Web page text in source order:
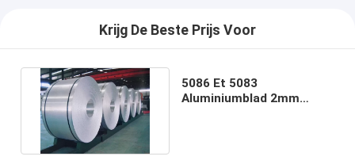
Krijg De Beste Prijs Voor
5086 Et 5083
Aluminiumblad 2mm